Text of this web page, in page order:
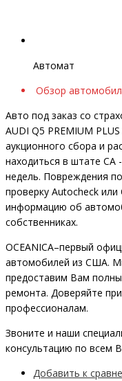
Автомат
Обзор
Авто под заказ со
AUDI Q5 PREMIUM
аукционного сбора и
находиться в штате CA
недель. Повреждения
проверку Autocheck
информацию об
собственниках.
OCEANIСA–первый
автомобилей из США.
предоставим Вам
ремонта. Доверяйте
профессионалам.
Звоните и наши
консультацию по всем
Добавить к